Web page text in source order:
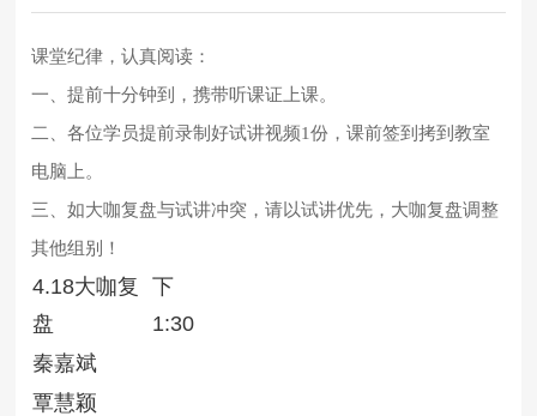
课堂纪律，认真阅读：
一、提前十分钟到
，携带听课证上课。
二、各位学员提前录制好试讲视频1份，课前签到拷到教室
电脑上。
三、如大咖复盘与试讲冲突，请以试讲优先，大咖复盘调整
其他组别！
4.18大咖复
盘
下
1:30
秦嘉斌
覃慧颖